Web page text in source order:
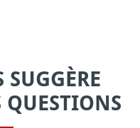
SUGGÈRE
QUESTIONS